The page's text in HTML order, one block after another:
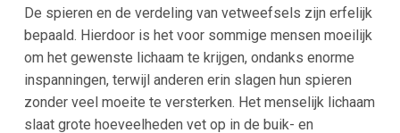
De spieren en de verdeling van vetweefsels zijn erfelijk
bepaald. Hierdoor is het voor sommige mensen moeilijk
om het gewenste lichaam te krijgen, ondanks enorme
inspanningen, terwijl anderen erin slagen hun spieren
zonder veel moeite te versterken. Het menselijk lichaam
slaat grote hoeveelheden vet op in de buik- en